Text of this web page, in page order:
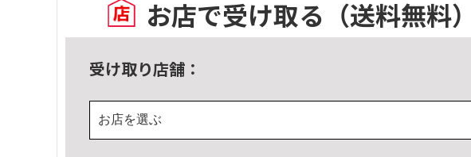
お店で受け取る （送料無料）
受け取り店舗：
お店を選ぶ